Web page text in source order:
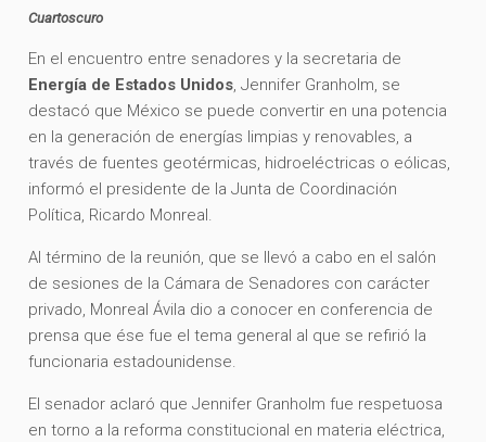
Cuartoscuro
En el encuentro entre senadores y la secretaria de
Energía de Estados Unidos, Jennifer Granholm, se
destacó que México se puede convertir en una potencia
en la generación de energías limpias y renovables, a
través de fuentes geotérmicas, hidroeléctricas o eólicas,
informó el presidente de la Junta de Coordinación
Política, Ricardo Monreal.
Al término de la reunión, que se llevó a cabo en el salón
de sesiones de la Cámara de Senadores con carácter
privado, Monreal Ávila dio a conocer en conferencia de
prensa que ése fue el tema general al que se refirió la
funcionaria estadounidense.
El senador aclaró que Jennifer Granholm fue respetuosa
en torno a la reforma constitucional en materia eléctrica,